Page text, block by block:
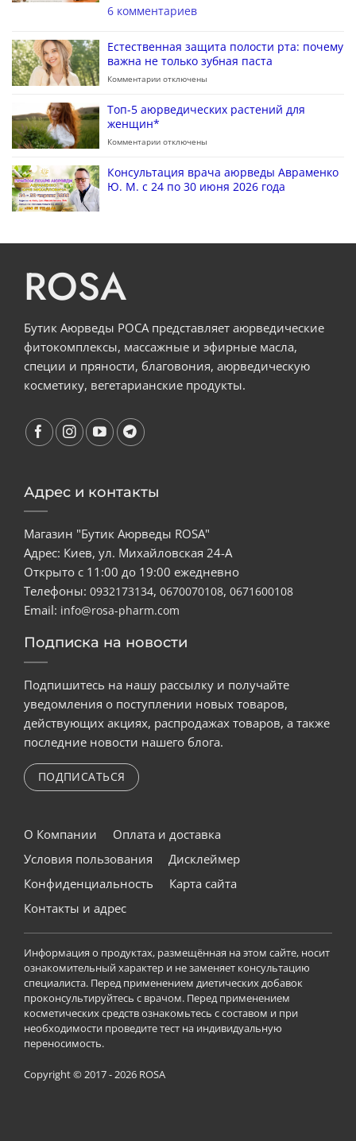
6 комментариев
Естественная защита полости рта: почему
важна не только зубная паста
Комментарии отключены
Топ-5 аюрведических растений для
женщин*
Комментарии отключены
Консультация врача аюрведы Авраменко
Ю. М. с 24 по 30 июня 2026 года
ROSA
Бутик Аюрведы РОСА представляет аюрведические
фитокомплексы, массажные и эфирные масла,
специи и пряности, благовония, аюрведическую
косметику, вегетарианские продукты.
Адрес и контакты
Магазин "Бутик Аюрведы ROSA"
Адрес: Киев, ул. Михайловская 24-А
Открыто с 11:00 до 19:00 ежедневно
Телефоны: 0932173134, 0670070108, 0671600108
Email: info@rosa-pharm.com
Подписка на новости
Подпишитесь на нашу рассылку и получайте
уведомления о поступлении новых товаров,
действующих акциях, распродажах товаров, а также
последние новости нашего блога.
ПОДПИСАТЬСЯ
О Компании
Оплата и доставка
Условия пользования
Дисклеймер
Конфиденциальность
Карта сайта
Контакты и адрес
Информация о продуктах, размещённая на этом сайте, носит
ознакомительный характер и не заменяет консультацию
специалиста. Перед применением диетических добавок
проконсультируйтесь с врачом. Перед применением
косметических средств ознакомьтесь с составом и при
необходимости проведите тест на индивидуальную
переносимость.
Copyright © 2017 - 2026 ROSA